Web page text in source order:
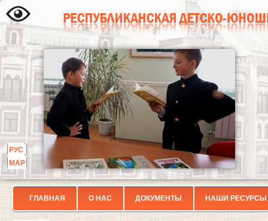
РУС
МАР
ГЛАВНАЯ О НАС ДОКУМЕНТЫ НАШИ РЕСУРСЫ